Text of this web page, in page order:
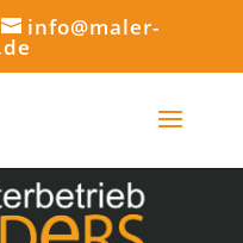
info@maler-